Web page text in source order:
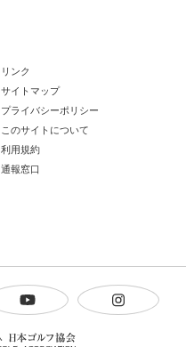
リンク
サイトマップ
プライバシーポリシー
このサイトについて
利用規約
通報窓口